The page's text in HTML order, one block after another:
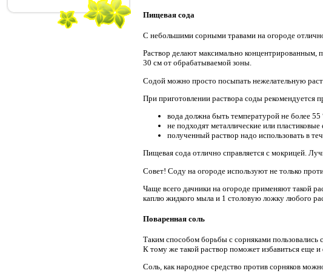
Пищевая сода
С небольшими сорными травами на огороде
Раствор делают максимально концентрированным,
30 см от обрабатываемой зоны.
Содой можно просто посыпать нежелательную
При приготовлении раствора соды рекомендуется
вода должна быть температурой не более 55
не подходят металлические или
полученный раствор надо использовать в
Пищевая сода отлично справляется с мокрицей.
Совет! Соду на огороде используют не только
Чаще всего дачники на огороде применяют такой
каплю жидкого мыла и 1 столовую ложку любого
Поваренная соль
Таким способом борьбы с сорняками
К тому же такой раствор поможет избавиться еще
Соль, как народное средство против сорняков